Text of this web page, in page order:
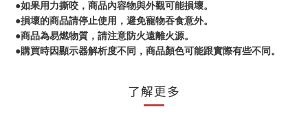
●如果用力撕咬，商品內容物與外觀可能損壞。
●損壞的商品請停止使用，避免寵物吞食意外。
●商品為易燃物質，請注意防火遠離火源。
●購買時因顯示器解析度不同，商品顏色可能跟實際有些不同。
了解更多